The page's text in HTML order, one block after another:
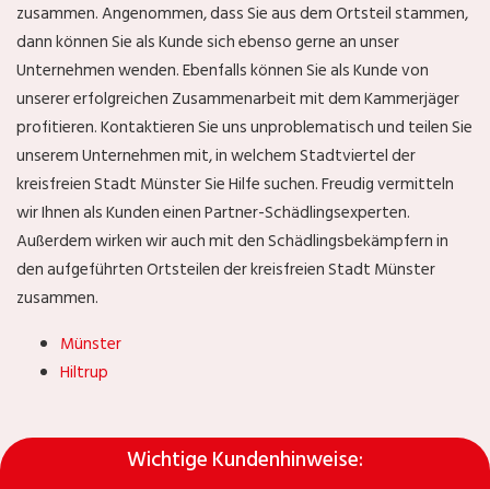
zusammen. Angenommen, dass Sie aus dem Ortsteilstammen,
dann können Sie als Kunde sich ebenso gerne an unser
Unternehmen wenden. Ebenfalls können Sie als Kunde von
unserer erfolgreichen Zusammenarbeit mit dem Kammerjäger
profitieren. Kontaktieren Sie uns unproblematisch und teilen Sie
unserem Unternehmen mit, in welchem Stadtviertel der
kreisfreien Stadt Münster Sie Hilfe suchen. Freudig vermitteln
wir Ihnen als Kunden einen Partner-Schädlingsexperten.
Außerdem wirken wir auch mit den Schädlingsbekämpfern in
den aufgeführten Ortsteilen der kreisfreien Stadt Münster
zusammen.
Münster
Hiltrup
Wichtige Kundenhinweise: